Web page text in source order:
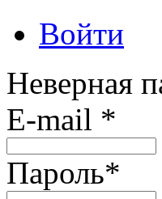
Войти
Неверная
E-mail *
Пароль*